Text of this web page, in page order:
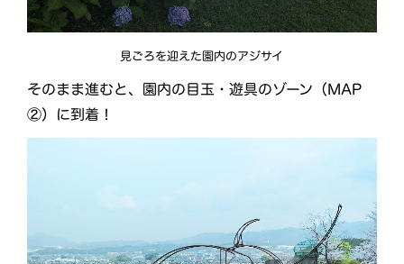
見ごろを迎えた園内のアジサイ
そのまま進むと、園内の目玉・遊具のゾーン（MAP
②）に到着！